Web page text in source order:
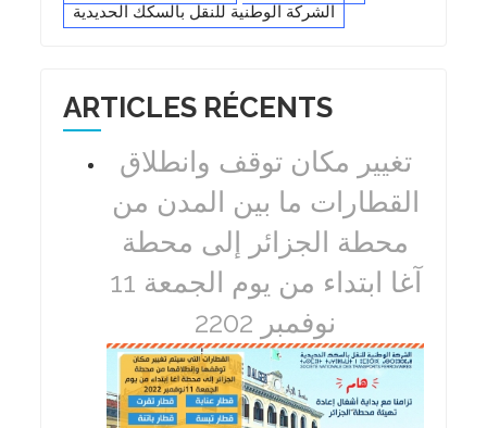
الشركة الوطنية للنقل بالسكك الحديدية
ARTICLES RÉCENTS
تغيير مكان توقف وانطلاق
القطارات ما بين المدن من
محطة الجزائر إلى محطة
آغا ابتداء من يوم الجمعة 11
نوفمبر 2202